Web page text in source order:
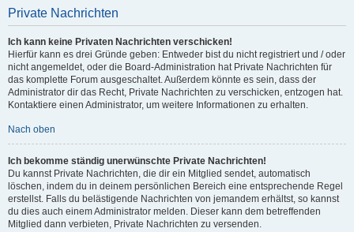
Private Nachrichten
Ich kann keine Privaten Nachrichten verschicken!
Hierfür kann es drei Gründe geben: Entweder bist du nicht registriert und / oder
nicht angemeldet, oder die Board-Administration hat Private Nachrichten für
das komplette Forum ausgeschaltet. Außerdem könnte es sein, dass der
Administrator dir das Recht, Private Nachrichten zu verschicken, entzogen hat.
Kontaktiere einen Administrator, um weitere Informationen zu erhalten.
Nach oben
Ich bekomme ständig unerwünschte Private Nachrichten!
Du kannst Private Nachrichten, die dir ein Mitglied sendet, automatisch
löschen, indem du in deinem persönlichen Bereich eine entsprechende Regel
erstellst. Falls du belästigende Nachrichten von jemandem erhältst, so kannst
du dies auch einem Administrator melden. Dieser kann dem betreffenden
Mitglied dann verbieten, Private Nachrichten zu versenden.